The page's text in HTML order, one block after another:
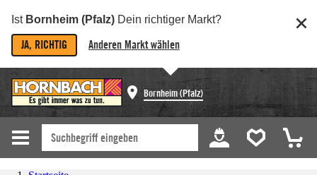
Ist Bornheim (Pfalz) Dein richtiger Markt?
JA, RICHTIG Anderen Markt wählen
Bornheim (Pfalz)